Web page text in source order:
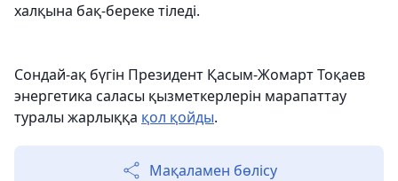
халқына бақ-береке тіледі.
Сондай-ақ бүгін Президент Қасым-Жомарт Тоқаев
энергетика саласы қызметкерлерін марапаттау
туралы жарлыққа қол қойды.
Мақаламен бөлісу